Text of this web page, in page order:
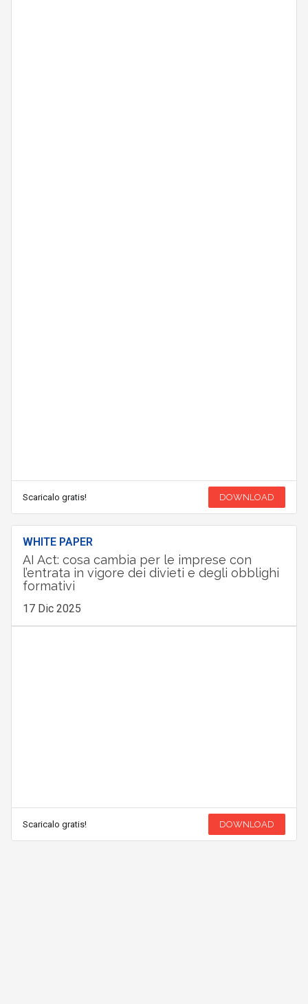
Scaricalo gratis! DOWNLOAD
WHITE PAPER
AI Act: cosa cambia per le imprese con
l’entrata in vigore dei divieti e degli obblighi
formativi
17 Dic 2025
Scaricalo gratis! DOWNLOAD